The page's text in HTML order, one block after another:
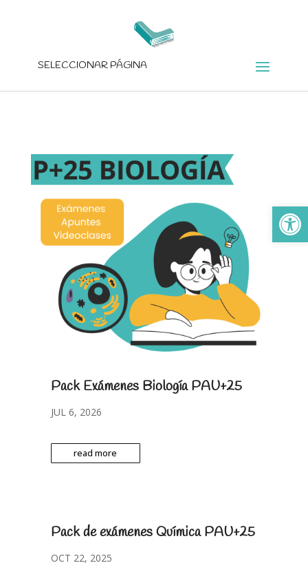
SELECCIONAR PÁGINA
Pack Exámenes Biología PAU+25
JUL 6, 2026
read more
Pack de exámenes Química PAU+25
OCT 22, 2025